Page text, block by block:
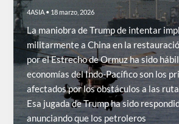
4ASIA • 18 marzo, 2026
La maniobra de Trump de intentar
militarmente a China en la
por el Estrecho de Ormuz ha sido
economías del Indo-Pacífico son los
afectados por los obstáculos a las
Esa jugada de Trump ha sido
anunciando que los petroleros